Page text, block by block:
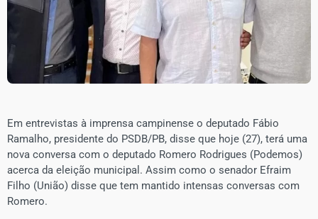
Em entrevistas à imprensa campinense o deputado Fábio
Ramalho, presidente do PSDB/PB, disse que hoje (27), terá uma
nova conversa com o deputado Romero Rodrigues (Podemos)
acerca da eleição municipal. Assim como o senador Efraim
Filho (União) disse que tem mantido intensas conversas com
Romero.